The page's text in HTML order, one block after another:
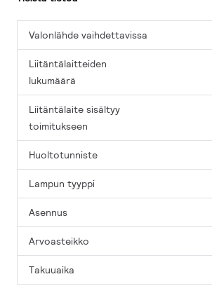
Valonlähde vaihdettavissa
Liitäntälaitteiden
lukumäärä
Liitäntälaite sisältyy
toimitukseen
Huoltotunniste
Lampun tyyppi
Asennus
Arvoasteikko
Takuuaika